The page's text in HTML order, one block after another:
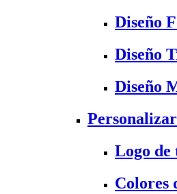
Diseño
Diseño
Diseño
Logo de
Colores